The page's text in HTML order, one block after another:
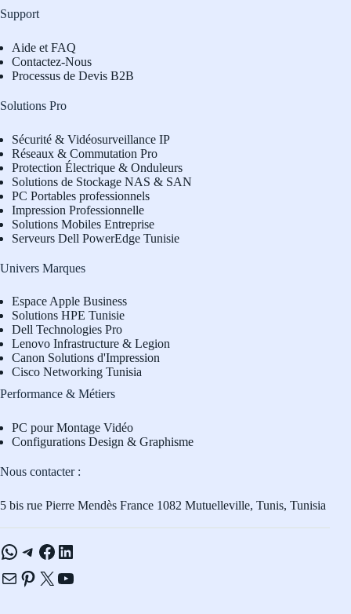
Support
Aide et FAQ
Contactez-Nous
Processus de Devis B2B
Solutions Pro
Sécurité & Vidéosurveillance IP
Réseaux & Commutation Pro
Protection Électrique & Onduleurs
Solutions de Stockage NAS & SAN
PC Portables professionnels
Impression Professionnelle
Solutions Mobiles Entreprise
Serveurs Dell PowerEdge Tunisie
Univers Marques
Espace Apple Business
Solutions HPE Tunisie
Dell Technologies Pro
Lenovo Infrastructure & Legion
Canon Solutions d'Impression
Cisco Networking Tunisia
Performance & Métiers
PC pour Montage Vidéo
Configurations Design & Graphisme
Nous contacter :
5 bis rue Pierre Mendès France 1082 Mutuelleville, Tunis, Tunisia
WhatsApp
Telegram
Facebook
LinkedIn
E-mailPinterest
X YouTube